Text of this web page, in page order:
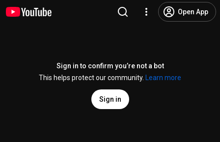
Open App
Sign in to confirm you’re not a bot
This helps protect our community.
Learn more
Sign in